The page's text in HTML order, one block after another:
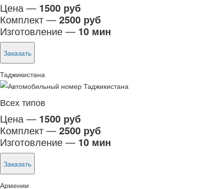
Цена — 1500 руб
Комплект — 2500 руб
Изготовление — 10 мин
Заказать
Таджикистана
Всех типов
Цена — 1500 руб
Комплект — 2500 руб
Изготовление — 10 мин
Заказать
Армении